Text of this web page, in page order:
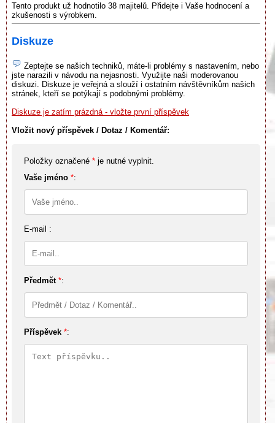
Tento produkt už hodnotilo 38 majitelů. Přidejte i Vaše hodnocení a
zkušenosti s výrobkem.
Diskuze
Zeptejte se našich techniků, máte-li problémy s nastavením, nebo
jste narazili v návodu na nejasnosti. Využijte naši moderovanou
diskuzi. Diskuze je veřejná a slouží i ostatním návštěvníkům našich
stránek, kteří se potýkají s podobnými problémy.
Diskuze je zatím prázdná - vložte první příspěvek
Vložit nový příspěvek / Dotaz / Komentář:
Položky označené * je nutné vyplnit.
Vaše jméno *:
E-mail :
Předmět *:
Příspěvek *: